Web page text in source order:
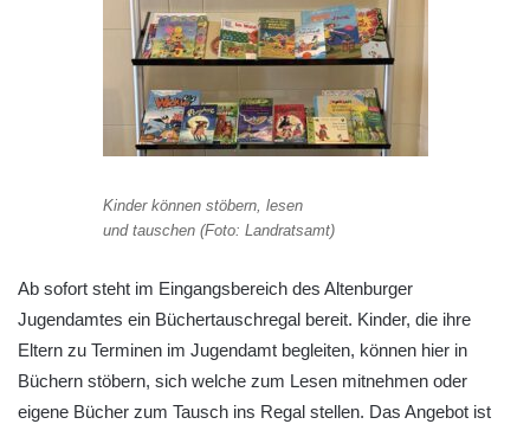
Kinder können stöbern, lesen
und tauschen (Foto: Landratsamt)
Ab sofort steht im Eingangsbereich des Altenburger
Jugendamtes ein Büchertauschregal bereit. Kinder, die ihre
Eltern zu Terminen im Jugendamt begleiten, können hier in
Büchern stöbern, sich welche zum Lesen mitnehmen oder
eigene Bücher zum Tausch ins Regal stellen. Das Angebot ist